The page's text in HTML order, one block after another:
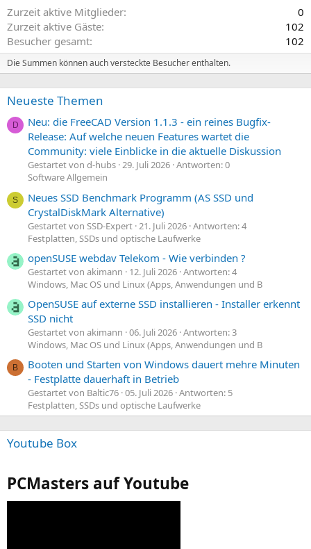
Zurzeit aktive Mitglieder
0
Zurzeit aktive Gäste
102
Besucher gesamt
102
Die Summen können auch versteckte Besucher enthalten.
Neueste Themen
D
Neu: die FreeCAD Version 1.1.3 - ein reines Bugfix-
Release: Auf welche neuen Features wartet die
Community: viele Einblicke in die aktuelle Diskussion
Gestartet von d-hubs 29. Juli 2026 Antworten: 0
Software Allgemein
S
Neues SSD Benchmark Programm (AS SSD und
CrystalDiskMark Alternative)
Gestartet von SSD-Expert 21. Juli 2026 Antworten: 4
Festplatten, SSDs und optische Laufwerke
openSUSE webdav Telekom - Wie verbinden ?
Gestartet von akimann 12. Juli 2026 Antworten: 4
Windows, Mac OS und Linux (Apps, Anwendungen und B
OpenSUSE auf externe SSD installieren - Installer erkennt
SSD nicht
Gestartet von akimann 06. Juli 2026 Antworten: 3
Windows, Mac OS und Linux (Apps, Anwendungen und B
B
Booten und Starten von Windows dauert mehre Minuten
- Festplatte dauerhaft in Betrieb
Gestartet von Baltic76 05. Juli 2026 Antworten: 5
Festplatten, SSDs und optische Laufwerke
Youtube Box
PCMasters auf Youtube